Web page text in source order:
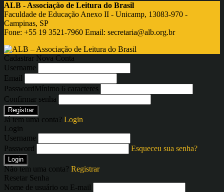
ALB - Associação de Leitura do Brasil
Faculdade de Educação Anexo II - Unicamp, 13083-970 -
Campinas, SP
Fone: +55 19 3521-7960 Email: secretaria@alb.org.br
Cadastrar Nova Conta
Username
Email
PasswordMínimo 6 caracteres
Confirmar senha
Registrar
Já tem uma conta? Login
Login
Username
Password
Esqueceu sua senha?
Login
Não tem uma conta? Registrar
Resetar Senha
Nome de usuário ou E-mail